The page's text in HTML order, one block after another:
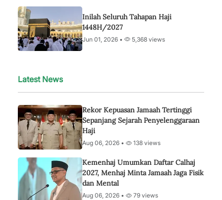
Inilah Seluruh Tahapan Haji
1448H/2027
Jun 01, 2026 • 5,368 views
Latest News
Rekor Kepuasan Jamaah Tertinggi
Sepanjang Sejarah Penyelenggaraan
Haji
Aug 06, 2026 • 138 views
Kemenhaj Umumkan Daftar Calhaj
2027, Menhaj Minta Jamaah Jaga Fisik
dan Mental
Aug 06, 2026 • 79 views